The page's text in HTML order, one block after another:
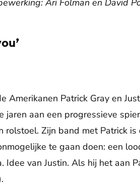
Ari Folman en David
Amerikanen Patrick Gray en
jaren aan een progressieve
rolstoel. Zijn band met Patrick
te gaan doen: een
Idee van Justin. Als hij het aan